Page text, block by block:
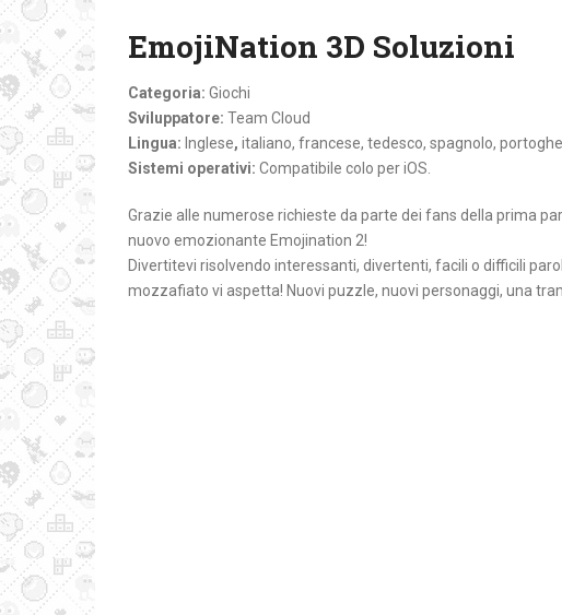
EmojiNation 3D Soluzioni
Categoria: Giochi
Sviluppatore: Team Cloud
Lingua: Inglese, italiano, francese, tedesco, spagnolo,
Sistemi operativi: Compatibile colo per iOS.
Grazie alle numerose richieste da parte dei fans della prima
nuovo emozionante Emojination 2!
Divertitevi risolvendo interessanti, divertenti, facili o difficili
mozzafiato vi aspetta! Nuovi puzzle, nuovi personaggi, una